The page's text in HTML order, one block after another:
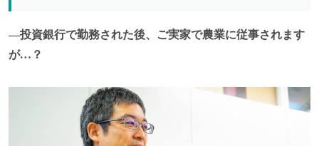
―投資銀行で勤務された後、ご実家で農業に従事されます
が…？